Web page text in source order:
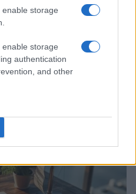
storage
storage
authentication
and other
i fondatori restano